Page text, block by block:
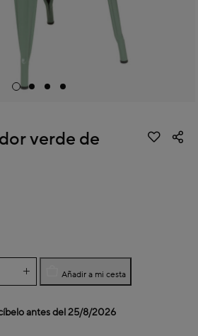
verde de
Añadir a mi cesta
antes del25/8/2026